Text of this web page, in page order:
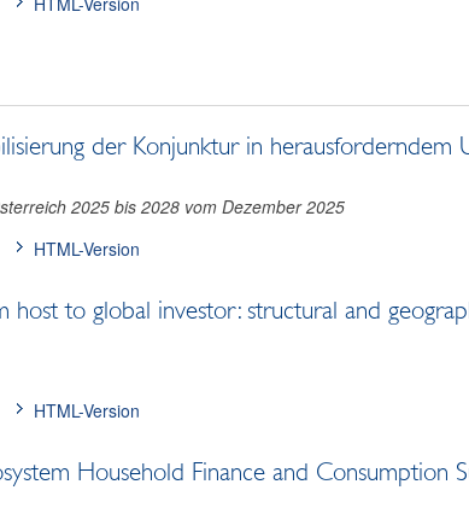
der Konjunktur in herausforderndem
2025 bis 2028 vom Dezember 2025
HTML-Version
to global investor: structural and
HTML-Version
Household Finance and Consumption